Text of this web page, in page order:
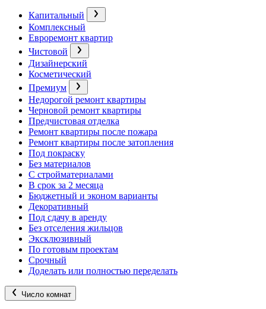
Капитальный
Комплексный
Евроремонт квартир
Чистовой
Дизайнерский
Косметический
Премиум
Недорогой ремонт квартиры
Черновой ремонт квартиры
Предчистовая отделка
Ремонт квартиры после пожара
Ремонт квартиры после затопления
Под покраску
Без материалов
С стройматериалами
В срок за 2 месяца
Бюджетный и эконом варианты
Декоративный
Под сдачу в аренду
Без отселения жильцов
Эксклюзивный
По готовым проектам
Срочный
Доделать или полностью переделать
Число комнат